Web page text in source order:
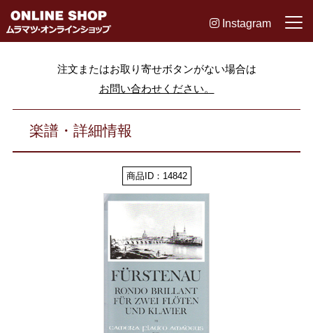
Instagram
注文またはお取り寄せボタンがない場合は
お問い合わせください。
楽譜・詳細情報
商品ID：14842